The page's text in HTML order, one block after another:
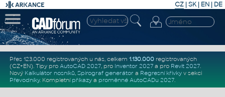
CZ | SK| EN | DE
Přes 123.000 registrovaných u nás, celkem 1.130.000registrovaných
(CZ+EN). Tipy pro AutoCAD 2027, pro Inventor 2027a pro Revit 2027.
Nový Kalkulátor nosníků, Spirograf generátor a Regresní křivkyv sekci
Převodníky. Kompletní příkazya proměnné AutoCADu 2027.